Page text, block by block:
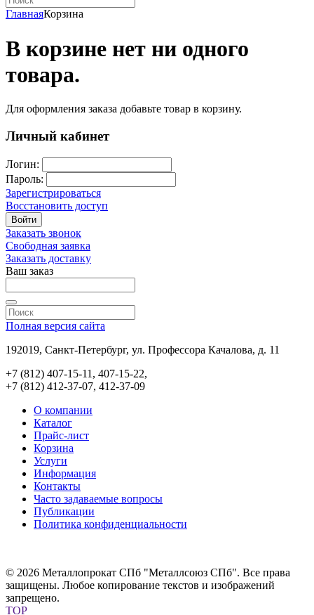
ГлавнаяКорзина
В корзине нет ни одного
товара.
Для оформления заказа добавьте товар в корзину.
Личный кабинет
Логин:
Пароль:
Зарегистрироваться
Восстановить доступ
Войти
Заказать звонок
Свободная заявка
Заказать доставку
Ваш заказ
Полная версия сайта
192019, Санкт-Петербург, ул. Профессора Качалова, д. 11
+7 (812) 407-15-11, 407-15-22,
+7 (812) 412-37-07, 412-37-09
О компании
Каталог
Прайс-лист
Корзина
Услуги
Информация
Контакты
Часто задаваемые вопросы
Публикации
Политика конфиденциальности
© 2026 Металлопрокат СПб "Металлсоюз СПб". Все права
защищены. Любое копирование текстов и изображений
запрещено.
TOP